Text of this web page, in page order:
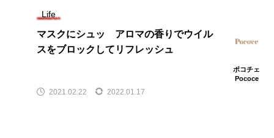
Life
マスクにシュッ アロマの香りでウイル
スをブロックしてリフレッシュ
ポコチェ
Pococe
2021.02.22 2022.01.17